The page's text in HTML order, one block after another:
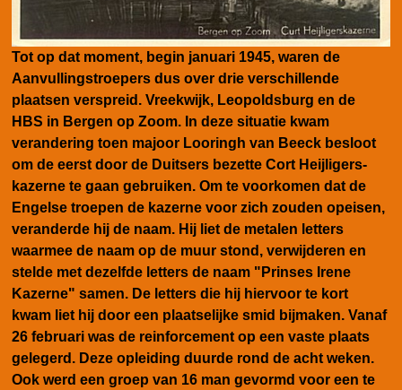
Tot op dat moment, begin januari 1945, waren de
Aanvullingstroepers dus over drie verschillende
plaatsen verspreid. Vreekwijk, Leopoldsburg en de
HBS in Bergen op Zoom. In deze situatie kwam
verandering toen majoor Looringh van Beeck besloot
om de eerst door de Duitsers bezette Cort Heijligers-
kazerne te gaan gebruiken. Om te voorkomen dat de
Engelse troepen de kazerne voor zich zouden opeisen,
veranderde hij de naam. Hij liet de metalen letters
waarmee de naam op de muur stond, verwijderen en
stelde met dezelfde letters de naam "Prinses Irene
Kazerne" samen. De letters die hij hiervoor te kort
kwam liet hij door een plaatselijke smid bijmaken. Vanaf
26 februari was de reinforcement op een vaste plaats
gelegerd. Deze opleiding duurde rond de acht weken.
Ook werd een groep van 16 man gevormd voor een te